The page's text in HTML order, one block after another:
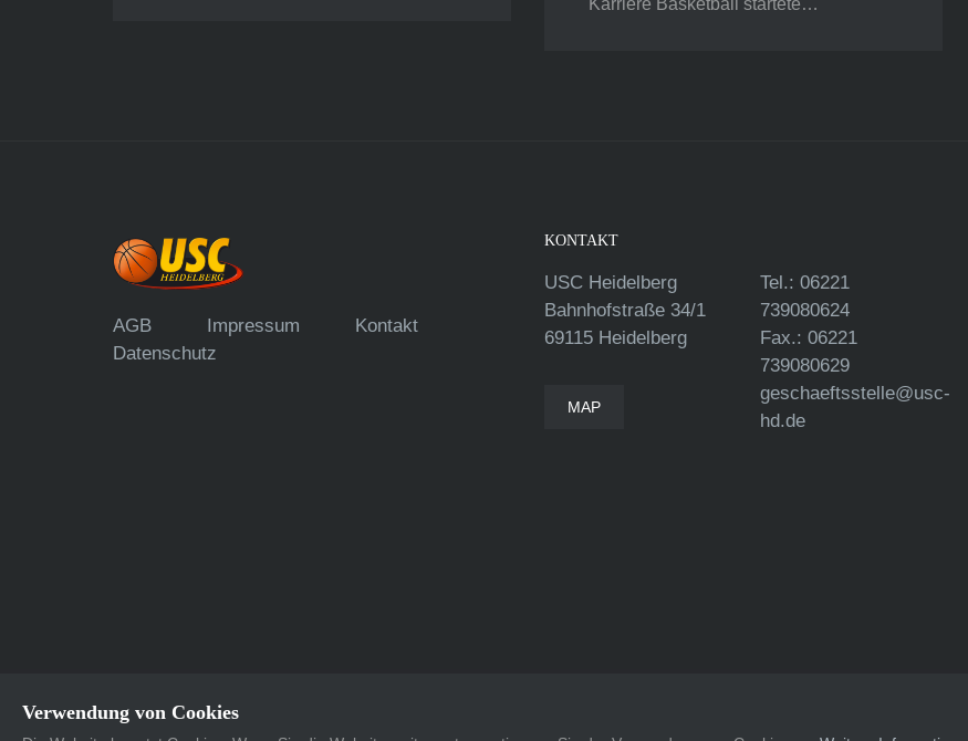
Karriere Basketball startete…
AGB Impressum
Kontakt
Datenschutz
KONTAKT
USC Heidelberg
Bahnhofstraße 34/1
69115 Heidelberg
MAP
Tel.: 06221
739080624
Fax.: 06221
739080629
geschaeftsstelle@usc-
hd.de
Verwendung von Cookies